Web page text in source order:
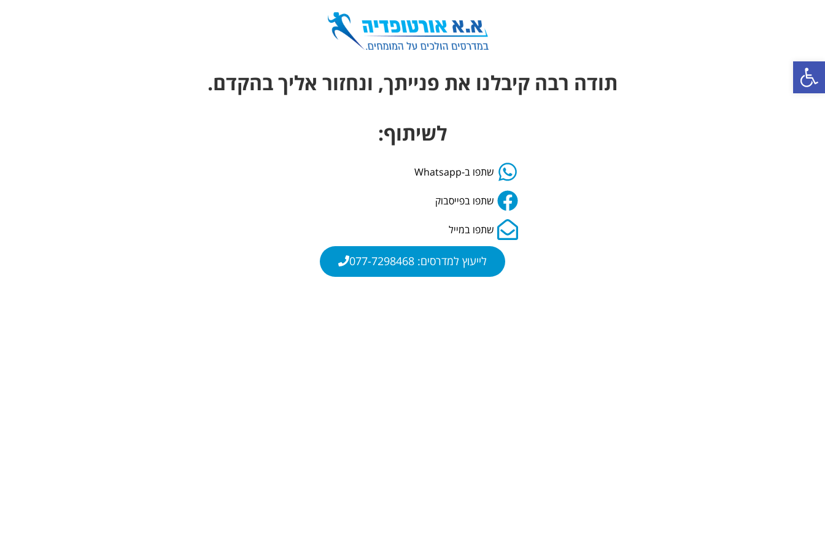
תודה רבה קיבלנו את פנייתך, ונחזור אליך בהקדם.
לשיתוף:
שתפו ב-Whatsapp
שתפו בפייסבוק
שתפו במייל
לייעוץ למדרסים: 077-7298468
פתח סרגל נגישות